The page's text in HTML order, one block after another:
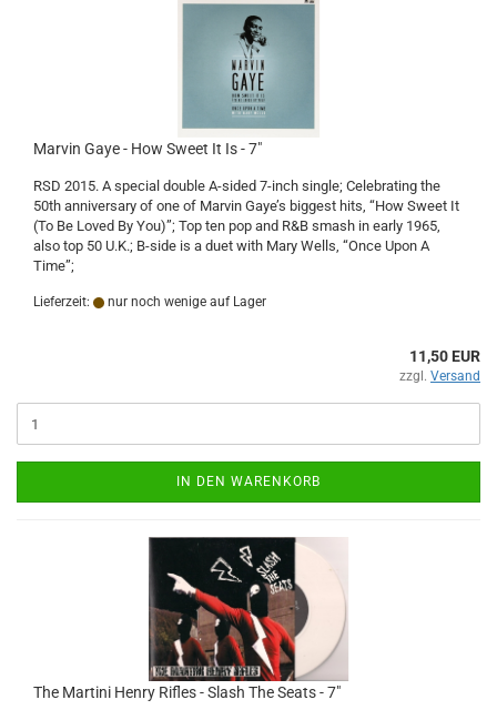
Marvin Gaye - How Sweet It Is - 7"
RSD 2015. A special double A-sided 7-inch single; Celebrating the
50th anniversary of one of Marvin Gaye’s biggest hits, “How Sweet It
(To Be Loved By You)”; Top ten pop and R&B smash in early 1965,
also top 50 U.K.; B-side is a duet with Mary Wells, “Once Upon A
Time”;
Lieferzeit: nur noch wenige auf Lager
11,50 EUR
zzgl. Versand
IN DEN WARENKORB
The Martini Henry Rifles - Slash The Seats - 7"